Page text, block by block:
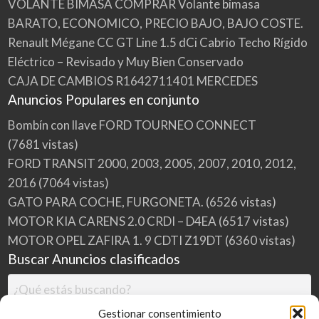
Gestionar consentimiento
E
M
A
D
R
I
D
VOLANTE BIMASA COMPRAR Volante bimasa
BARATO, ECONOMICO, PRECIO BAJO, BAJO COSTE.
Renault Mégane CC GT Line 1.5 dCi Cabrio Techo Rígido
Eléctrico – Revisado y Muy Bien Conservado
CAJA DE CAMBIOS R1642711401 MERCEDES
Anuncios Populares en conjunto
Bombín con llave FORD TOURNEO CONNECT
(7681 vistas)
FORD TRANSIT 2000, 2003, 2005, 2007, 2010, 2012,
2016 (7064 vistas)
GATO PARA COCHE, FURGONETA. (6526 vistas)
MOTOR KIA CARENS 2.0 CRDI – D4EA (6517 vistas)
MOTOR OPEL ZAFIRA 1. 9 CDTI Z19DT (6360 vistas)
Buscar Anuncios clasificados